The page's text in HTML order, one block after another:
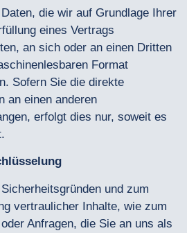
die wir auf Grundlage Ihrer
eines Vertrags
an sich oder an einen Dritten
Format
Sofern Sie die direkte
an einen anderen
erfolgt dies nur, soweit es
und zum
vertraulicher Inhalte, wie zum
Anfragen, die Sie an uns als